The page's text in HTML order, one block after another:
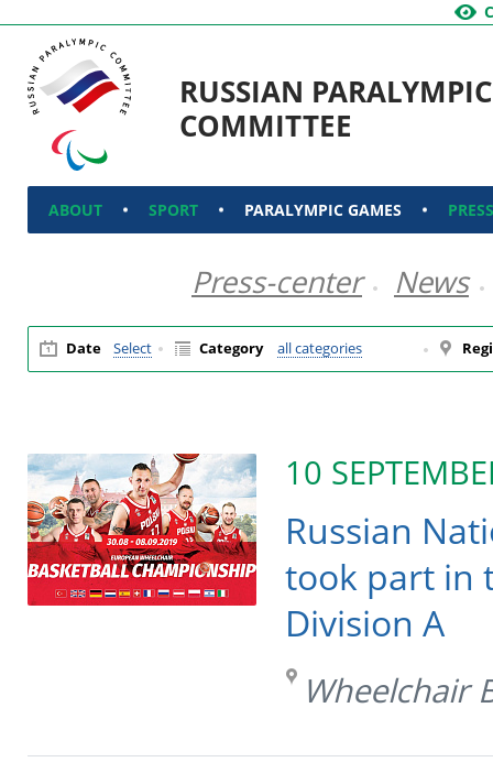
RUSSIAN PARALYMPIC
COMMITTEE
ABOUT SPORT PARALYMPIC GAMES
Press-center News
Date Select Category all categories
10
Russian
took part in
Division A
Wheelchair